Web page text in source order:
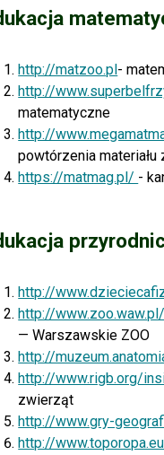
http://matzoo.pl-
http://
matematyczne
http://
powtórzenia
https://matmag.pl/ -
http://
http://
— Warszawskie ZOO
http://
http://www.rigb.org/
zwierząt
http://www.gry-
http://